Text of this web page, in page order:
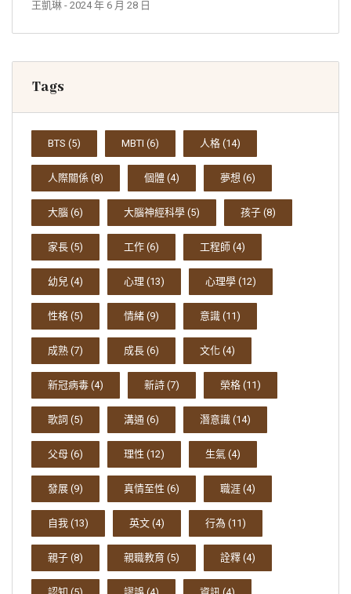
王凱琳 - 2024 年 6 月 28 日
Tags
BTS (5) MBTI (6) 人格 (14)
人際關係 (8) 個體 (4) 夢想 (6)
大腦 (6) 大腦神經科學 (5) 孩子 (8)
家長 (5) 工作 (6) 工程師 (4)
幼兒 (4) 心理 (13) 心理學 (12)
性格 (5) 情緒 (9) 意識 (11)
成熟 (7) 成長 (6) 文化 (4)
新冠病毒 (4) 新詩 (7) 榮格 (11)
歌詞 (5) 溝通 (6) 潛意識 (14)
父母 (6) 理性 (12) 生氣 (4)
發展 (9) 真情至性 (6) 職涯 (4)
自我 (13) 英文 (4) 行為 (11)
親子 (8) 親職教育 (5) 詮釋 (4)